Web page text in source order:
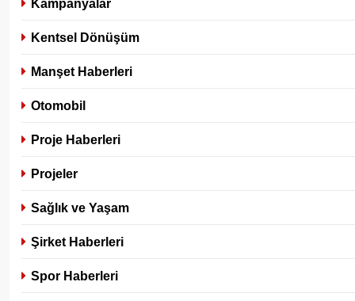
Kentsel Dönüşüm
Manşet Haberleri
Otomobil
Proje Haberleri
Projeler
Sağlık ve Yaşam
Şirket Haberleri
Spor Haberleri